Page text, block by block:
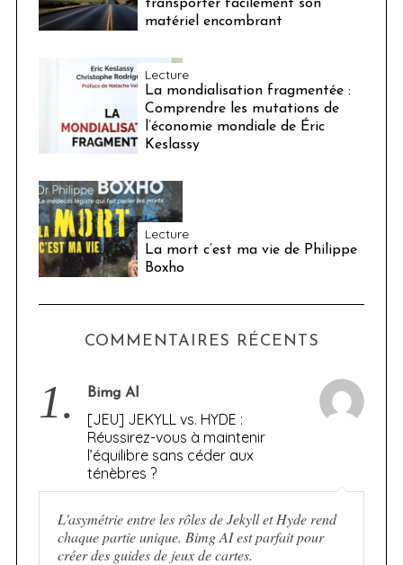
transporter facilement son
matériel encombrant
Lecture
La mondialisation fragmentée :
Comprendre les mutations de
l’économie mondiale de Éric
Keslassy
Lecture
La mort c’est ma vie de Philippe
Boxho
COMMENTAIRES RÉCENTS
1. Bimg AI
[JEU] JEKYLL vs. HYDE :
Réussirez-vous à maintenir
l’équilibre sans céder aux
ténèbres ?
L'asymétrie entre les rôles de Jekyll et Hyde rend
chaque partie unique. Bimg AI est parfait pour
créer des guides de jeux de cartes.